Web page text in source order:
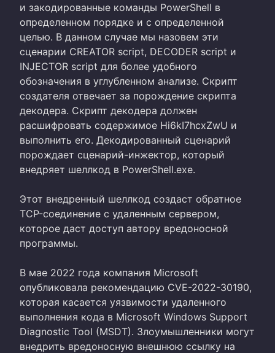
и закодированные команды PowerShell в
определенном порядке и с определенной
целью. В данном случае мы назовем эти
сценарии CREATOR script, DECODER script и
INJECTOR script для более удобного
обозначения в углубленном анализе. Скрипт
создателя отвечает за порождение скрипта
декодера. Скрипт декодера должен
расшифровать содержимое Hi6kI7hcxZwU и
выполнить его. Декодированный сценарий
порождает сценарий-инжектор, который
внедряет шеллкод в PowerShell.exe.
Этот внедренный шеллкод создаст обратное
TCP-соединение с удаленным сервером,
которое даст доступ автору вредоносной
программы.
В мае 2022 года компания Microsoft
опубликовала рекомендацию CVE-2022-30190,
которая касается уязвимости удаленного
выполнения кода в Microsoft Windows Support
Diagnostic Tool (MSDT). Злоумышленники могут
внедрить вредоносную внешнюю ссылку на